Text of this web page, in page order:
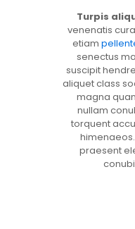
Turpis
venenatis
etiam
senectus
suscipit
aliquet class
magna
nullam
torquent
praesent